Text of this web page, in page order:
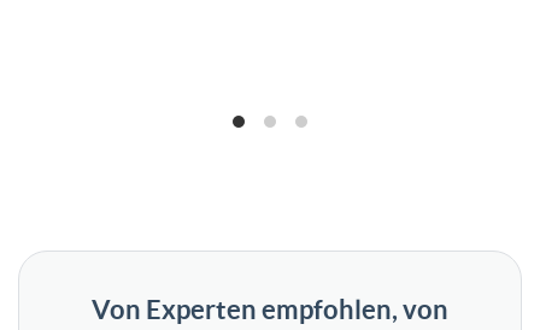
Von Experten empfohlen, von